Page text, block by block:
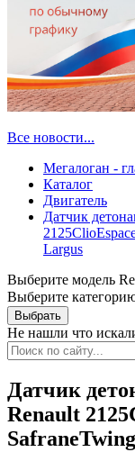
Все новости...
Мегалоган -
Каталог
Двигатель
Датчик
Largus
Выберите модель
Выберите
Не нашли что
Датчик
Renault